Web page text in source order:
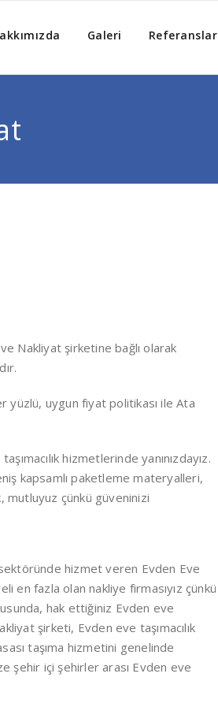
Galeri Referanslar
Nakliyat şirketine bağlı olarak
yüzlü, uygun fiyat politikası ile Ata
hizmetlerinde yanınızdayız.
kapsamlı paketleme materyalleri,
çünkü güveninizi
sektöründe hizmet veren Evden Eve
en fazla olan nakliye firmasıyız çünkü
hak ettiğiniz Evden eve
şirketi, Evden eve taşımacılık
taşıma hizmetini genelinde
şehir içi şehirler arası Evden eve